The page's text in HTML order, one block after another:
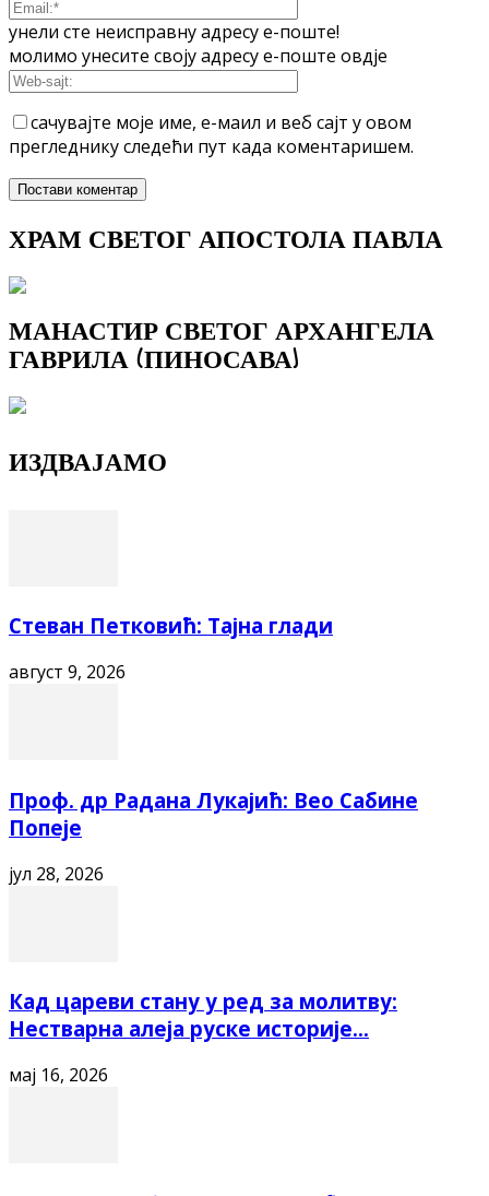
унели сте неисправну адресу е-поште!
молимо унесите своју адресу е-поште овдје
сачувајте моје име, е-маил и веб сајт у овом
прегледнику следећи пут када коментаришем.
ХРАМ СВЕТОГ АПОСТОЛА ПАВЛА
МАНАСТИР СВЕТОГ АРХАНГЕЛА
ГАВРИЛА (ПИНОСАВА)
ИЗДВАЈАМО
Стеван Петковић: Тајна глади
август 9, 2026
Проф. др Радана Лукајић: Вео Сабине
Попеје
јул 28, 2026
Кад цареви стану у ред за молитву:
Нестварна алеја руске историје...
мај 16, 2026